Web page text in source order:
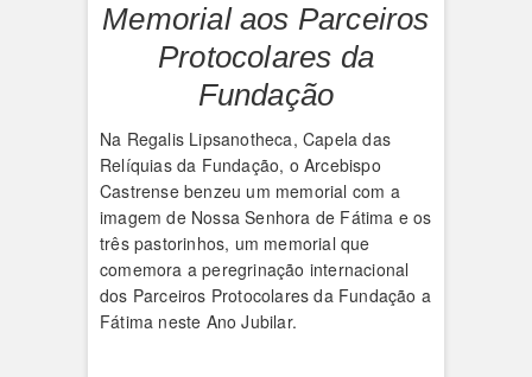
Memorial aos Parceiros
Protocolares da
Fundação
Na Regalis Lipsanotheca, Capela das
Relíquias da Fundação, o Arcebispo
Castrense benzeu um memorial com a
imagem de Nossa Senhora de Fátima e os
três pastorinhos, um memorial que
comemora a peregrinação internacional
dos Parceiros Protocolares da Fundação a
Fátima neste Ano Jubilar.